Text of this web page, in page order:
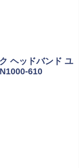
ヘッドバンド ユ
610